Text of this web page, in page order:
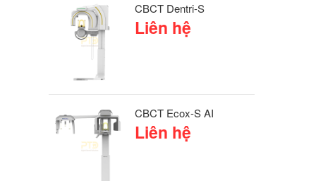
CBCT Dentri-S
Liên hệ
CBCT Ecox-S AI
Liên hệ